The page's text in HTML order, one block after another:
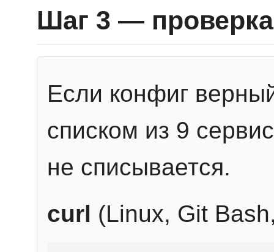
Шаг 3 — проверка
Если конфиг
списком из 9
не списывается.
curl (Linux, Git